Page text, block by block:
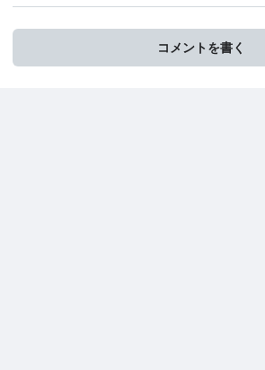
コメントを書く